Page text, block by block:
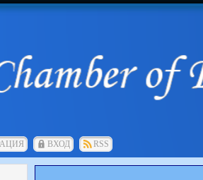
ВХОД RSS